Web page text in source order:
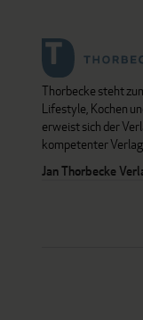
Thorbecke steht
Lifestyle, Kochen
erweist sich der
kompetenter
Jan Thorbecke